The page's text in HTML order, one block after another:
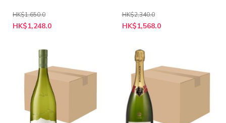
HK$1,650.0
特
殊
HK$1,248.0
HK$2,340.0
特
殊
HK$1,568.0